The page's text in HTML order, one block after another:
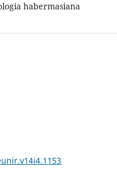
habermasiana